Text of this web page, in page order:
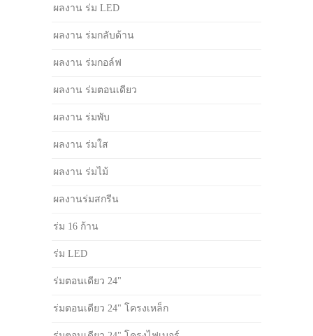
ผลงาน ร่ม LED
ผลงาน ร่มกลับด้าน
ผลงาน ร่มกอล์ฟ
ผลงาน ร่มตอนเดียว
ผลงาน ร่มพับ
ผลงาน ร่มใส
ผลงาน ร่มไม้
ผลงานร่มสกรีน
ร่ม 16 ก้าน
ร่ม LED
ร่มตอนเดียว 24"
ร่มตอนเดียว 24" โครงเหล็ก